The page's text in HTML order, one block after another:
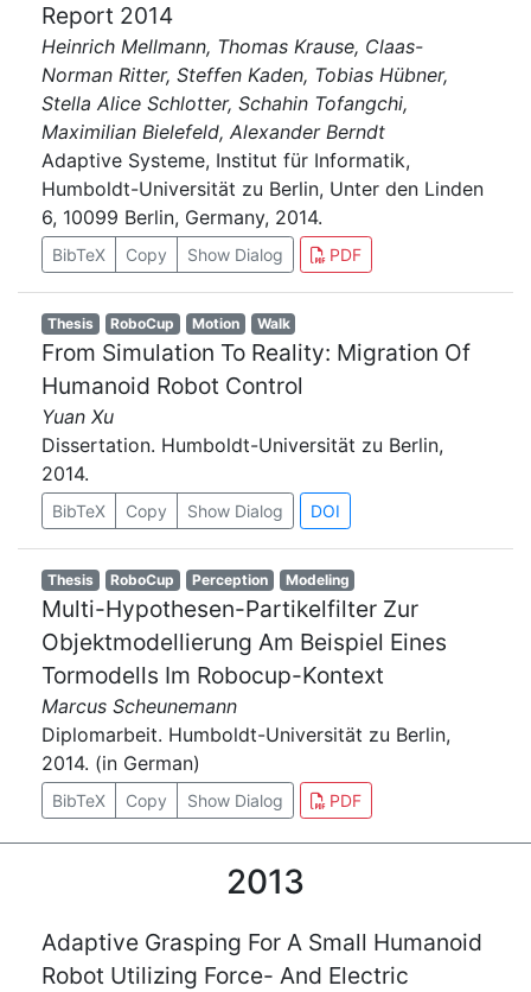
Report 2014
Heinrich Mellmann, Thomas Krause, Claas-
Norman Ritter, Steffen Kaden, Tobias Hübner,
Stella Alice Schlotter, Schahin Tofangchi,
Maximilian Bielefeld, Alexander Berndt
Adaptive Systeme, Institut für Informatik,
Humboldt-Universität zu Berlin, Unter den Linden
6, 10099 Berlin, Germany, 2014.
BibTeX Copy Show Dialog PDF
Thesis RoboCup Motion Walk
From Simulation To Reality: Migration Of
Humanoid Robot Control
Yuan Xu
Dissertation. Humboldt-Universität zu Berlin,
2014.
BibTeX Copy Show Dialog DOI
Thesis RoboCup Perception Modeling
Multi-Hypothesen-Partikelfilter Zur
Objektmodellierung Am Beispiel Eines
Tormodells Im Robocup-Kontext
Marcus Scheunemann
Diplomarbeit. Humboldt-Universität zu Berlin,
2014. (in German)
BibTeX Copy Show Dialog PDF
2013
Adaptive Grasping For A Small Humanoid
Robot Utilizing Force- And Electric